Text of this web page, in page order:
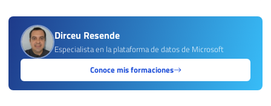
Dirceu Resende
Especialista en la plataforma de datos de Microsoft
Conoce mis formaciones